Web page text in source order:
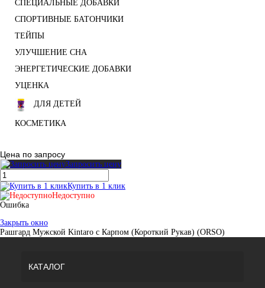
СПЕЦИАЛЬНЫЕ ДОБАВКИ
СПОРТИВНЫЕ БАТОНЧИКИ
ТЕЙПЫ
УЛУЧШЕНИЕ СНА
ЭНЕРГЕТИЧЕСКИЕ ДОБАВКИ
УЦЕНКА
ДЛЯ ДЕТЕЙ
КОСМЕТИКА
Цена по запросу
Запросить цену
Купить в 1 клик
Недоступно
Ошибка
Закрыть окно
Рашгард Мужской Kintaro с Карпом (Короткий Рукав) (ORSO)
КАТАЛОГ